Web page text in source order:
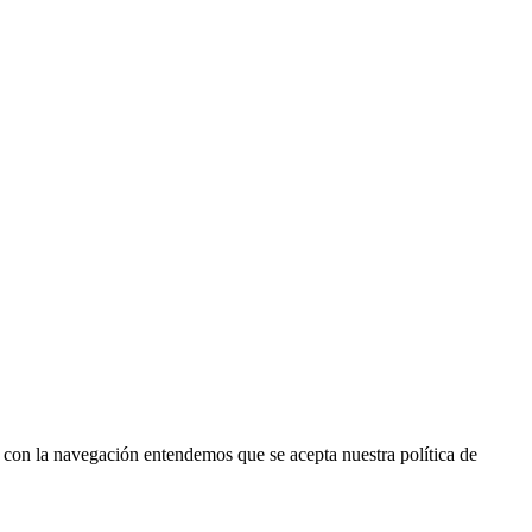
la navegación entendemos que se acepta nuestra política de